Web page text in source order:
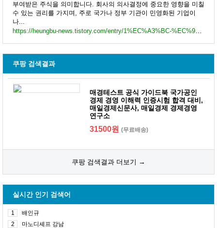
부여받은 주식을 의미합니다. 회사의 의사결정에 중요한 영향을 미칠
수 있는 권리를 가지며, 주로 국가나 정부 기관이 민영화된 기업이
나...
쿠팡 검색결과
매경테스트 공식 가이드북 국가공인
경제 경영 이해력 인증시험 합격 대비,
매일경제신문사, 매일경제 경제경영
연구소
31500원(무료배송)
쿠팡 검색결과 더보기 →
실시간 인기 검색어
1
배인규
2
마노디셰프 강남